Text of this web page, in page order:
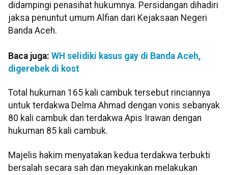
didampingi penasihat hukumnya. Persidangan dihadiri
jaksa penuntut umum Alfian dari Kejaksaan Negeri
Banda Aceh.
Baca juga: WH selidiki kasus gay di Banda Aceh,
digerebek di kost
Total hukuman 165 kali cambuk tersebut rinciannya
untuk terdakwa Delma Ahmad dengan vonis sebanyak
80 kali cambuk dan terdakwa Apis Irawan dengan
hukuman 85 kali cambuk.
Majelis hakim menyatakan kedua terdakwa terbukti
bersalah secara sah dan meyakinkan melakukan